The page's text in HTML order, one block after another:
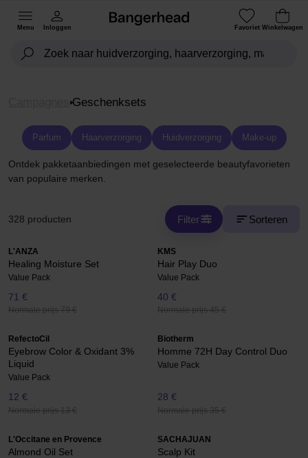
Menu Inloggen Favoriet Winkelwagen
Geschenksets
Parfum Haarverzorging Huidverzorging Make-up
Ontdek pakketaanbiedingen met geselecteerde beautyfavorieten
van populaire merken.
328 producten Filter Sorteren
L'ANZA
Healing Moisture Set
Value Pack
71 €
Normale prijs 79 €
KMS
Hair Play Duo
Value Pack
40 €
Normale prijs 45 €
RefectoCil
Eyebrow Color & Oxidant 3%
Liquid
Value Pack
12 €
Normale prijs 13 €
Biotherm
Homme 72H Day Control Duo
Value Pack
28 €
Normale prijs 35 €
L'Occitane en Provence
Almond Oil Set
SACHAJUAN
Scalp Kit